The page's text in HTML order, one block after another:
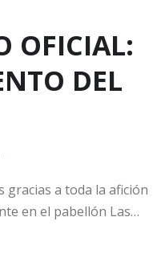
OFICIAL:
DEL
gracias a toda la afición
en el pabellón Las…